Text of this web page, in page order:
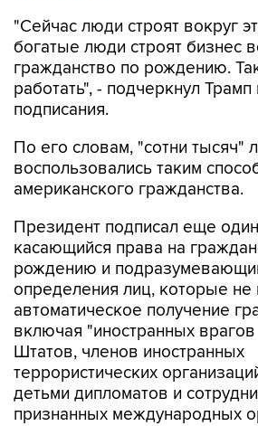
"Сейчас люди строят вокруг
богатые люди строят бизнес
гражданство по рождению.
работать", - подчеркнул
подписания.
По его словам, "сотни тысяч"
воспользовались таким
американского гражданства.
Президент подписал еще
касающийся права на
рождению и
определения лиц, которые
автоматическое получение
включая "иностранных
Штатов, членов иностранных
террористических
детьми дипломатов и
признанных международных